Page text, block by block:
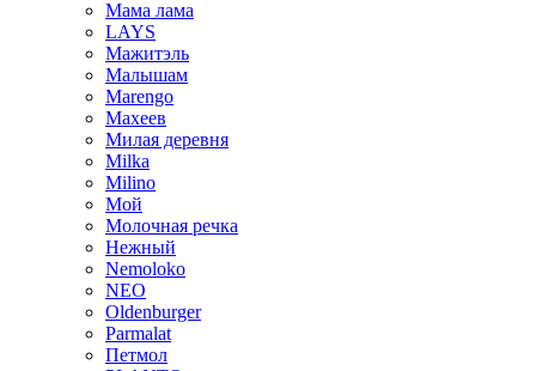
Мама лама
LAYS
Мажитэль
Малышам
Marengo
Махеев
Милая деревня
Milka
Milino
Мой
Молочная речка
Нежный
Nemoloko
NEO
Oldenburger
Parmalat
Петмол